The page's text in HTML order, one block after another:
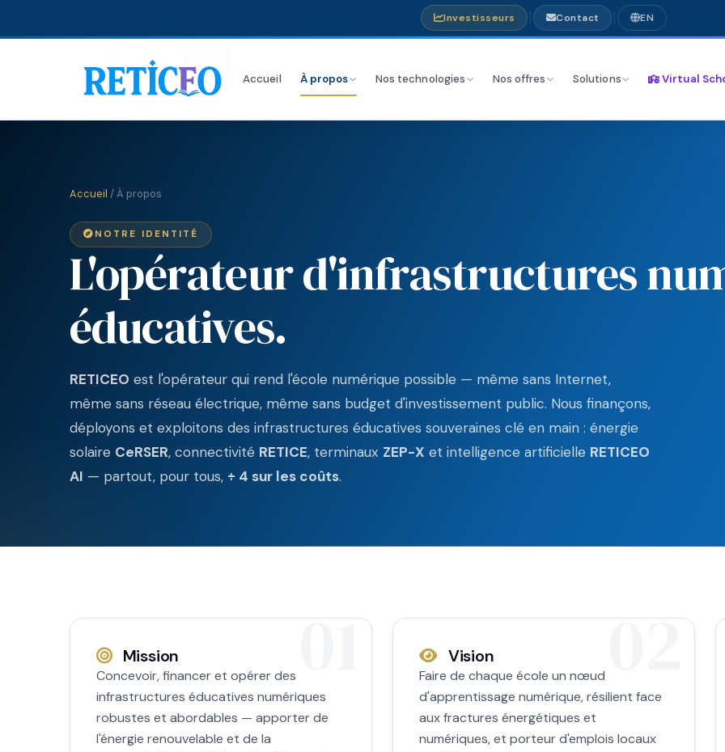
Investisseurs Contact EN
Accueil À propos Nos technologies Nos offres Solutions Virtual
Accueil / À propos
NOTRE IDENTITÉ
L'opérateur d'infrastructures
éducatives.
RETICEO est l'opérateur qui rend l'école numérique possible — même sans Internet,
même sans réseau électrique, même sans budget d'investissement public. Nous finançons,
déployons et exploitons des infrastructures éducatives souveraines clé en main : énergie
solaire CeRSER, connectivité RETICE, terminaux ZEP-X et intelligence artificielle RETICEO
AI — partout, pour tous, ÷ 4 sur les coûts.
Mission
Concevoir, financer et opérer des
infrastructures éducatives numériques
robustes et abordables — apporter de
l'énergie renouvelable et de la
Vision
Faire de chaque école un nœud
d'apprentissage numérique, résilient face
aux fractures énergétiques et
numériques, et porteur d'emplois locaux